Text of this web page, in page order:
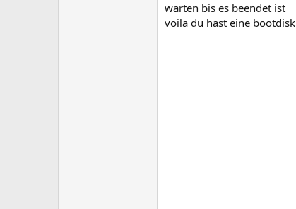
warten bis es beendet ist
voila du hast eine bootdisk